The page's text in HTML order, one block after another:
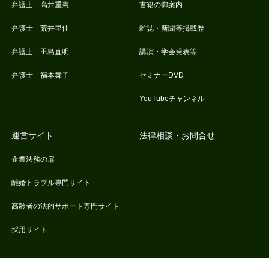
弁護士 高井重憲
弁護士 荒井里佳
弁護士 田島直明
弁護士 福本舞子
書籍の御案内
雑誌・新聞等掲載歴
講演・学会発表等
セミナーDVD
YouTubeチャンネル
運営サイト
企業法務の扉
離婚トラブル専門サイト
高齢者の法的サポート専門サイト
採用サイト
法律相談・お問合せ